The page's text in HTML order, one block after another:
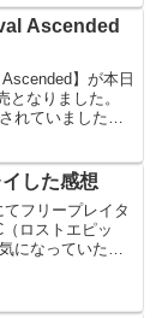
んですよね。実
Ascended
】が本日
となりました。
れていました
インでプ...
した感想
フリープレイタ
ロストエピッ
になっていたゲ